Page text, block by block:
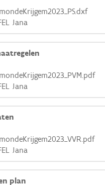
Jana
Jana
Jana
plan